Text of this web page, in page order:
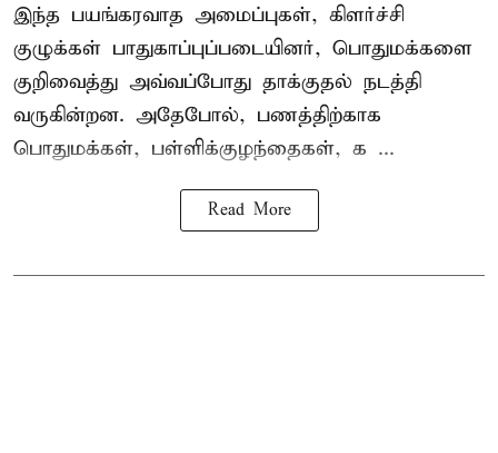
இந்த பயங்கரவாத அமைப்புகள், கிளர்ச்சி
குழுக்கள் பாதுகாப்புப்படையினர், பொதுமக்களை
குறிவைத்து அவ்வப்போது தாக்குதல் நடத்தி
வருகின்றன. அதேபோல், பணத்திற்காக
பொதுமக்கள், பள்ளிக்குழந்தைகள், க ...
Read More